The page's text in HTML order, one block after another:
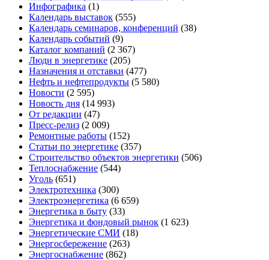
Инфографика (1)
Календарь выставок (555)
Календарь семинаров, конференций (38)
Календарь событий (9)
Каталог компаний (2 367)
Люди в энергетике (205)
Назначения и отставки (477)
Нефть и нефтепродукты (5 580)
Новости (2 595)
Новость дня (14 993)
От редакции (47)
Пресс-релиз (2 009)
Ремонтные работы (152)
Статьи по энергетике (357)
Строительство объектов энергетики (506)
Теплоснабжение (544)
Уголь (651)
Электротехника (300)
Электроэнергетика (6 659)
Энергетика в быту (33)
Энергетика и фондовый рынок (1 623)
Энергетические СМИ (18)
Энергосбережение (263)
Энергоснабжение (862)